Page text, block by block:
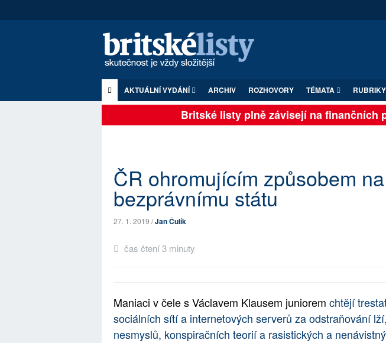
AKTUÁLNÍ VYDÁNÍ ARCHIV ROZHOVORY TÉMATA RUBRIKY
Britské listy plně závisejí na finančních
ČR ohromujícím způsobem
bezprávnímu státu
27. 1. 2019 /Jan Čulík
čas čtení 3 minuty
Maniaci v čele s Václavem Klausem juniorem chtějí
sociálních sítí a internetových serverů za odstraňování lží,
nesmyslů, konspiračních teorií a rasistických a